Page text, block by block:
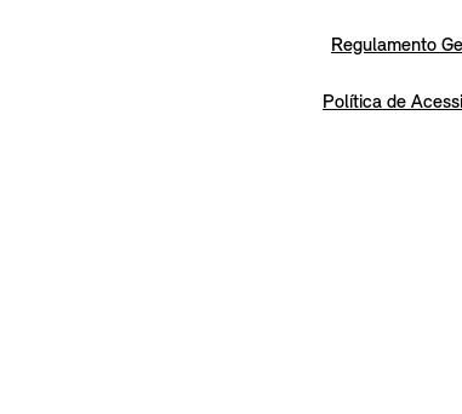
Regulamento
Política de